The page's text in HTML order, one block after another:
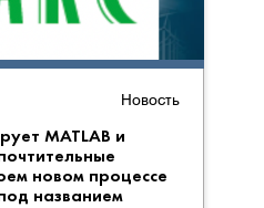
Новость
MATLAB и
новом процессе
названием